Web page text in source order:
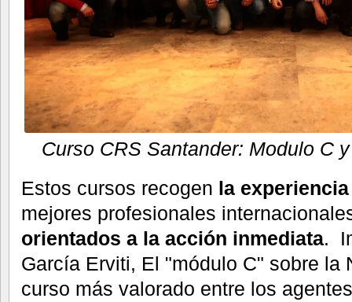
Curso CRS Santander: Modulo C
Estos cursos recogen la
mejores profesionales
orientados a la acción inmediata.
García Erviti, El "módulo C" sobre la
curso más valorado entre los